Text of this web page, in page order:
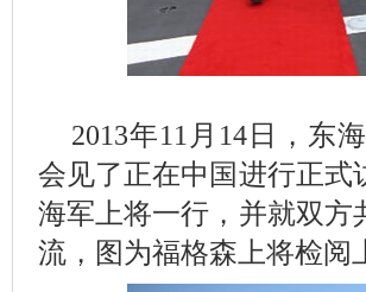
2013年11月14日，东
会见了正在中国进行正式
海军上将一行，并就双方
流，图为福格森上将检阅